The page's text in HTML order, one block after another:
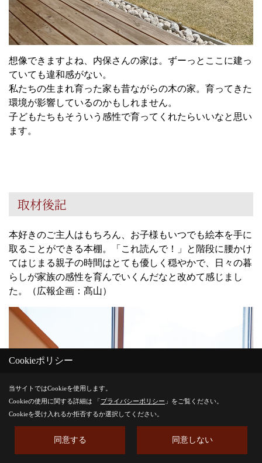
想像できますよね、内保さんの家は。ずーっとここに建っ
ていても違和感がない。
私たちの生まれ育った家も昔ながらの木の家。育ってきた
環境が影響しているのかもしれません。
子どもたちもそういう感性で育ってくれたらいいなと思い
ます。
取材後記
本好きのご主人はもちろん、お子様もいつでも絵本を手に
取ることができる本棚。「これ読んで！」と階段に腰かけ
てはじまる親子の時間はとても優しく穏やかで、日々の暮
らしが家族の感性を育んでいくんだなと改めて感じまし
た。（広報企画：髙山）
Cookieポリシー
当サイトではCookieを使用します。
Cookieの使用に関する詳細は 「プライバシーポリシー 」をご覧ください。
Cookieを受け入れるか拒否するか選択してください。
同意する 同意しない